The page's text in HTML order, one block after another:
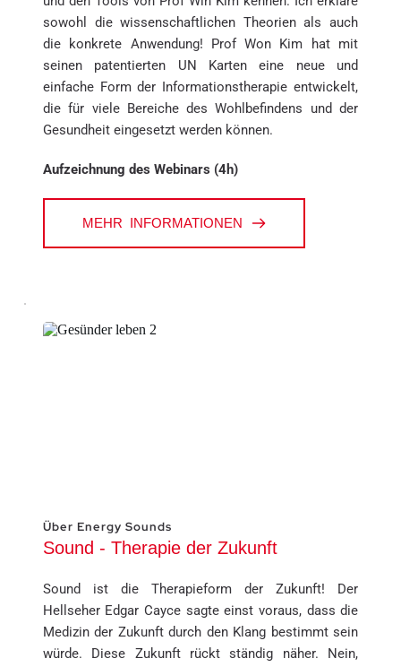
sowohl die wissenschaftlichen Theorien als auch
die konkrete Anwendung! Prof Won Kim hat mit
seinen patentierten UN Karten eine neue und
einfache Form der Informationstherapie entwickelt,
die für viele Bereiche des Wohlbefindens und der
Gesundheit eingesetzt werden können.
Aufzeichnung des Webinars (4h)
MEHR INFORMATIONEN
Über Energy Sounds
Sound - Therapie der Zukunft
Sound ist die Therapieform der Zukunft! Der
Hellseher Edgar Cayce sagte einst voraus, dass die
Medizin der Zukunft durch den Klang bestimmt sein
würde. Diese Zukunft rückt ständig näher. Nein,